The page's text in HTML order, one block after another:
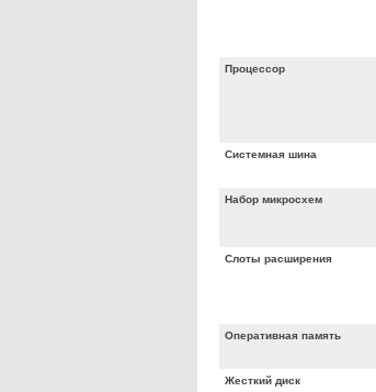
Процессор
Системная шина
Набор микросхем
Слоты расширения
Оперативная память
Жесткий диск